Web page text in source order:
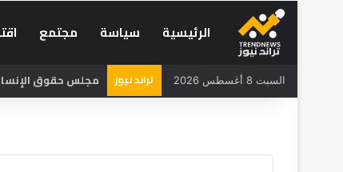
الرئيسية سياسة مجتمع
السبت 8 أغسطس 2026 تراند نيوز مجلس حقوق الإنسان